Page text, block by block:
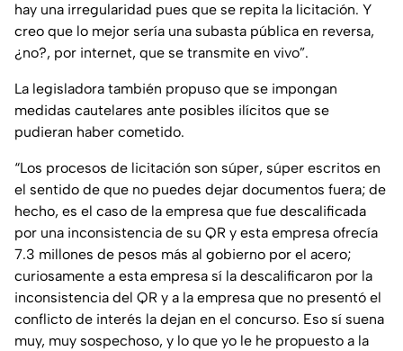
hay una irregularidad pues que se repita la licitación. Y
creo que lo mejor sería una subasta pública en reversa,
¿no?, por internet, que se transmite en vivo”.
La legisladora también propuso que se impongan
medidas cautelares ante posibles ilícitos que se
pudieran haber cometido.
“Los procesos de licitación son súper, súper escritos en
el sentido de que no puedes dejar documentos fuera; de
hecho, es el caso de la empresa que fue descalificada
por una inconsistencia de su QR y esta empresa ofrecía
7.3 millones de pesos más al gobierno por el acero;
curiosamente a esta empresa sí la descalificaron por la
inconsistencia del QR y a la empresa que no presentó el
conflicto de interés la dejan en el concurso. Eso sí suena
muy, muy sospechoso, y lo que yo le he propuesto a la